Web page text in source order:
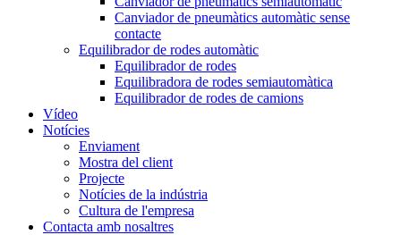
Canviador de pneumàtics automàtic sense
contacte
Equilibrador de rodes automàtic
Equilibrador de rodes
Equilibradora de rodes semiautomàtica
Equilibrador de rodes de camions
Vídeo
Notícies
Enviament
Mostra del client
Projecte
Notícies de la indústria
Cultura de l'empresa
Contacta amb nosaltres